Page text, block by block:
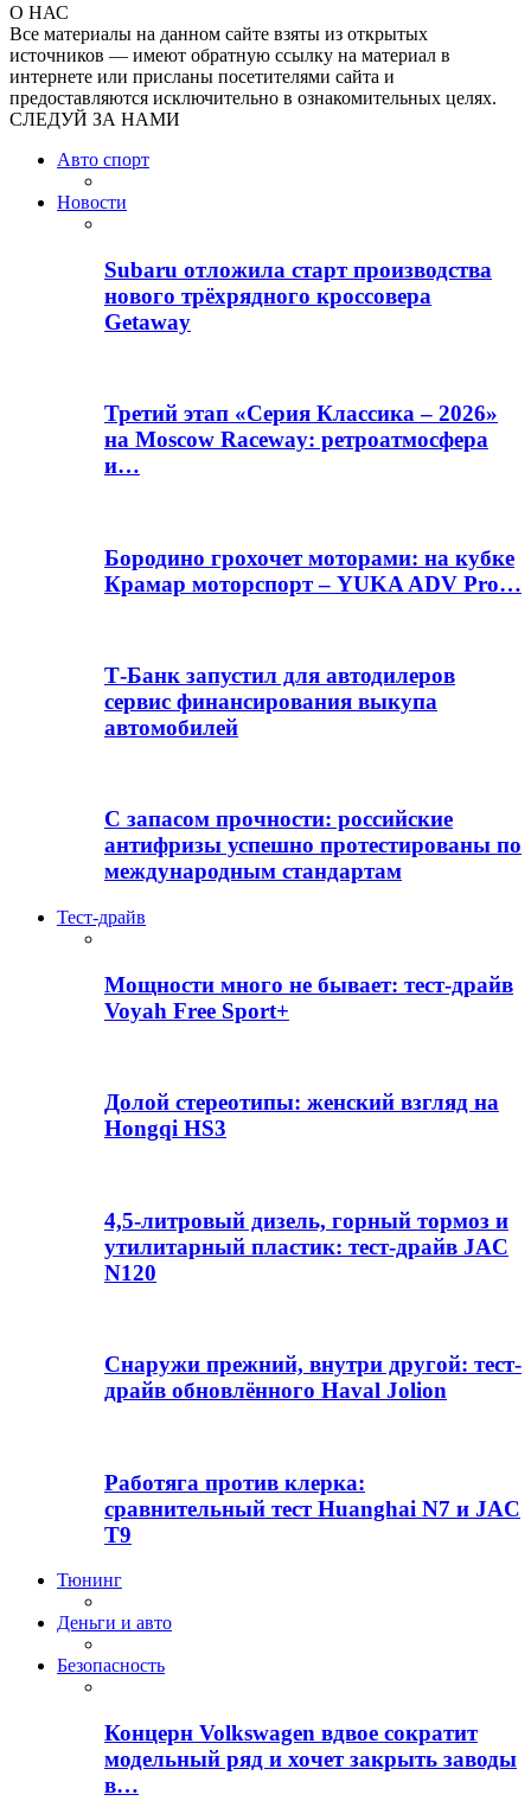
О НАС
Все материалы на данном сайте взяты из открытых
источников — имеют обратную ссылку на материал в
интернете или присланы посетителями сайта и
предоставляются исключительно в ознакомительных целях.
СЛЕДУЙ ЗА НАМИ
Авто спорт
Новости
Subaru отложила старт производства
нового трёхрядного кроссовера
Getaway
Третий этап «Серия Классика – 2026»
на Moscow Raceway: ретроатмосфера
и…
Бородино грохочет моторами: на кубке
Крамар моторспорт – YUKA ADV Pro…
Т-Банк запустил для автодилеров
сервис финансирования выкупа
автомобилей
С запасом прочности: российские
антифризы успешно протестированы по
международным стандартам
Тест-драйв
Мощности много не бывает: тест-драйв
Voyah Free Sport+
Долой стереотипы: женский взгляд на
Hongqi HS3
4,5-литровый дизель, горный тормоз и
утилитарный пластик: тест-драйв JAC
N120
Снаружи прежний, внутри другой: тест-
драйв обновлённого Haval Jolion
Работяга против клерка:
сравнительный тест Huanghai N7 и JAC
T9
Тюнинг
Деньги и авто
Безопасность
Концерн Volkswagen вдвое сократит
модельный ряд и хочет закрыть заводы
в…